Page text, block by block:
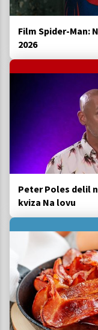
Film Spider-Man:
2026
Peter Poles delil
kviza Na lovu